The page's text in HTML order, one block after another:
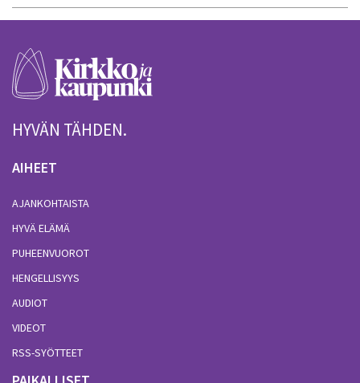
HYVÄN TÄHDEN.
AIHEET
AJANKOHTAISTA
HYVÄ ELÄMÄ
PUHEENVUOROT
HENGELLISYYS
AUDIOT
VIDEOT
RSS-SYÖTTEET